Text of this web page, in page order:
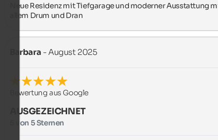
Neue Residenz mit Tiefgarage und moderner Ausstattung
allem Drum und Dran
Barbara - August 2025
Bewertung aus Google
AUSGEZEICHNET
5 von 5 Sternen